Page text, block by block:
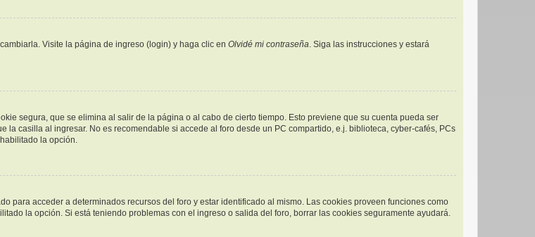
Visite la página de ingreso (login) y haga clic en Olvidé mi contraseña. Siga las instrucciones y estará
segura, que se elimina al salir de la página o al cabo de cierto tiempo. Esto previene que su cuenta pueda ser
casilla al ingresar. No es recomendable si accede al foro desde un PC compartido, e.j. biblioteca, cyber-cafés, PCs
la opción.
para acceder a determinados recursos del foro y estar identificado al mismo. Las cookies proveen funciones como
la opción. Si está teniendo problemas con el ingreso o salida del foro, borrar las cookies seguramente ayudará.